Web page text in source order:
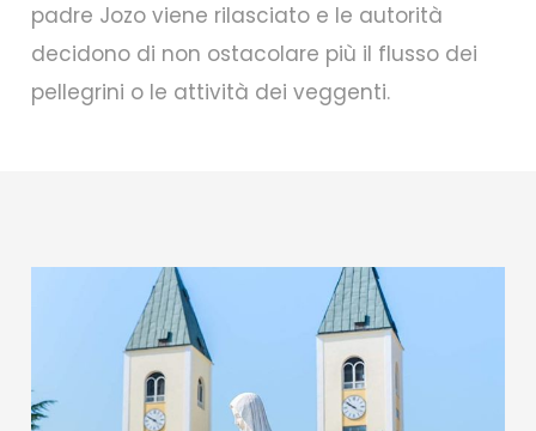
padre Jozo viene rilasciato e le autorità
decidono di non ostacolare più il flusso dei
pellegrini o le attività dei veggenti.